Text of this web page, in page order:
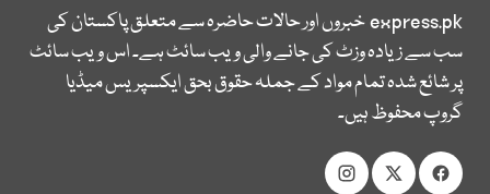
express.pkخبروں اور حالات حاضرہ سے متعلق پاکستان کی
سب سے زیادہ وزٹ کی جانے والی ویب سائٹ ہے۔ اس ویب سائٹ
پر شائع شدہ تمام مواد کے جملہ حقوق بحق ایکسپریس میڈیا
گروپ محفوظ ہیں۔